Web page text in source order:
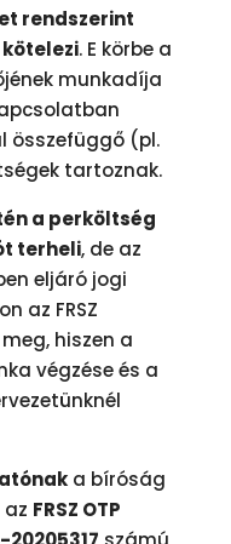
rendszerint
. E körbe a
munkadíja
összefüggő (pl.
tartoznak.
a perköltség
terheli, de az
eljáró jogi
az FRSZ
hiszen a
végzése és a
a bíróság
FRSZ OTP